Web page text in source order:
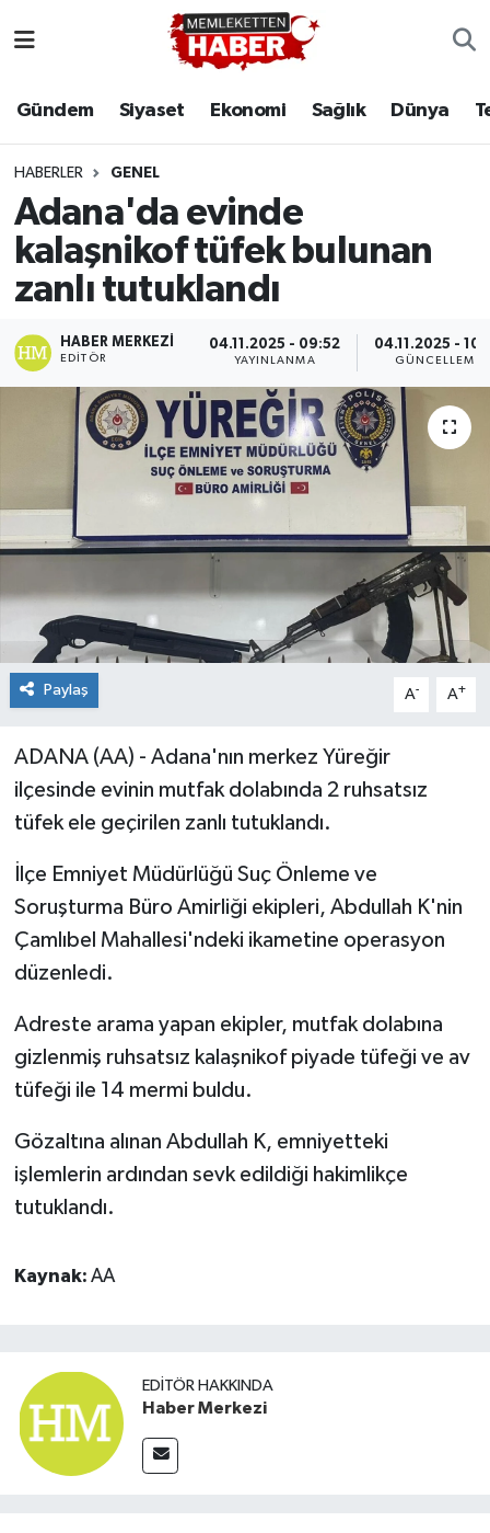
Gündem Siyaset Ekonomi Sağlık Dünya
HABERLER GENEL
Adana'da evinde
kalaşnikof tüfek bulunan
zanlı tutuklandı
HABER MERKEZI
EDITÖR
04.11.2025 - 09:52
YAYINLANMA
04.11.2025 -
GÜNCELLEME
Paylaş A- A+
ADANA (AA) - Adana'nın merkez Yüreğir
ilçesinde evinin mutfak dolabında 2 ruhsatsız
tüfek ele geçirilen zanlı tutuklandı.
İlçe Emniyet Müdürlüğü Suç Önleme ve
Soruşturma Büro Amirliği ekipleri, Abdullah K'nin
Çamlıbel Mahallesi'ndeki ikametine operasyon
düzenledi.
Adreste arama yapan ekipler, mutfak dolabına
gizlenmiş ruhsatsız kalaşnikof piyade tüfeği ve av
tüfeği ile 14 mermi buldu.
Gözaltına alınan Abdullah K, emniyetteki
işlemlerin ardından sevk edildiği hakimlikçe
tutuklandı.
Kaynak: AA
EDITÖR HAKKINDA
Haber Merkezi